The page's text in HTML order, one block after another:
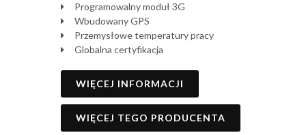
Programowalny moduł 3G
Wbudowany GPS
Przemysłowe temperatury pracy
Globalna certyfikacja
WIĘCEJ INFORMACJI
WIĘCEJ TEGO PRODUCENTA